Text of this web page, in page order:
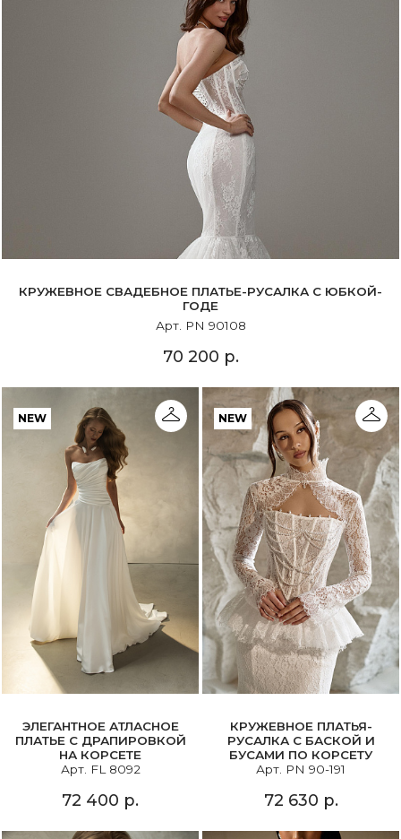
КРУЖЕВНОЕ СВАДЕБНОЕ ПЛАТЬЕ-РУСАЛКА С ЮБКОЙ-
ГОДЕ
Арт. PN 90108
70 200 р.
NEW
ЭЛЕГАНТНОЕ АТЛАСНОЕ
ПЛАТЬЕ С ДРАПИРОВКОЙ
НА КОРСЕТЕ
Арт. FL 8092
72 400 р.
NEW
КРУЖЕВНОЕ ПЛАТЬЯ-
РУСАЛКА С БАСКОЙ И
БУСАМИ ПО КОРСЕТУ
Арт. PN 90-191
72 630 р.